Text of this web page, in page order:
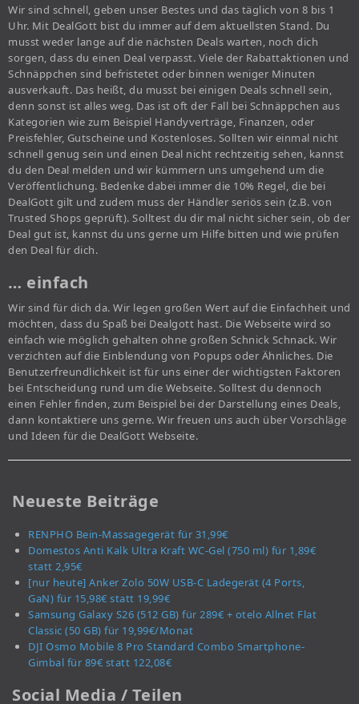
Wir sind schnell, geben unser Bestes und das täglich von 8 bis 1
Uhr. Mit DealGott bist du immer auf dem aktuellsten Stand. Du
musst weder lange auf die nächsten Deals warten, noch dich
sorgen, dass du einen Deal verpasst. Viele der Rabattaktionen und
Schnäppchen sind befristetet oder binnen weniger Minuten
ausverkauft. Das heißt, du musst bei einigen Deals schnell sein,
denn sonst ist alles weg. Das ist oft der Fall bei Schnäppchen aus
Kategorien wie zum Beispiel Handyverträge, Finanzen, oder
Preisfehler, Gutscheine und Kostenloses. Sollten wir einmal nicht
schnell genug sein und einen Deal nicht rechtzeitig sehen, kannst
du den Deal melden und wir kümmern uns umgehend um die
Veröffentlichung. Bedenke dabei immer die 10% Regel, die bei
DealGott gilt und zudem muss der Händler seriös sein (z.B. von
Trusted Shops geprüft). Solltest du dir mal nicht sicher sein, ob der
Deal gut ist, kannst du uns gerne um Hilfe bitten und wie prüfen
den Deal für dich.
… einfach
Wir sind für dich da. Wir legen großen Wert auf die Einfachheit und
möchten, dass du Spaß bei Dealgott hast. Die Webseite wird so
einfach wie möglich gehalten ohne großen Schnick Schnack. Wir
verzichten auf die Einblendung von Popups oder Ähnliches. Die
Benutzerfreundlichkeit ist für uns einer der wichtigsten Faktoren
bei Entscheidung rund um die Webseite. Solltest du dennoch
einen Fehler finden, zum Beispiel bei der Darstellung eines Deals,
dann kontaktiere uns gerne. Wir freuen uns auch über Vorschläge
und Ideen für die DealGott Webseite.
Neueste Beiträge
RENPHO Bein-Massagegerät für 31,99€
Domestos Anti Kalk Ultra Kraft WC-Gel (750 ml) für 1,89€
statt 2,95€
[nur heute] Anker Zolo 50W USB-C Ladegerät (4 Ports,
GaN) für 15,98€ statt 19,99€
Samsung Galaxy S26 (512 GB) für 289€ + otelo Allnet Flat
Classic (50 GB) für 19,99€/Monat
DJI Osmo Mobile 8 Pro Standard Combo Smartphone-
Gimbal für 89€ statt 122,08€
Social Media / Teilen